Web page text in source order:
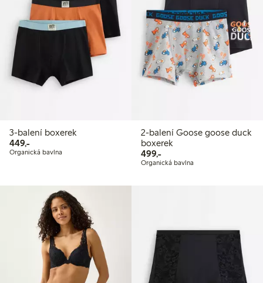
3-balení boxerek
449,-449,00 Kč
Organická bavlna
2-balení Goose goose duck
boxerek
499,-499,00 Kč
Organická bavlna